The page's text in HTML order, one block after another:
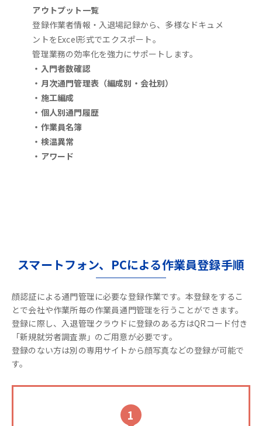
アウトプット一覧
登録作業者情報・入退場記録から、多様なドキュメ
ントをExcel形式でエクスポート。
管理業務の効率化を強力にサポートします。
・入門者数確認
・月次通門管理表（編成別・会社別）
・施工編成
・個人別通門履歴
・作業員名簿
・検温異常
・アワード
スマートフォン、PCによる作業員登録手順
顔認証による通門管理に必要な登録作業です。本登録をするこ
とで会社や作業所毎の作業員通門管理を行うことができます。
登録に際し、入退管理クラウドに登録のある方はQRコード付き
「新規就労者調査票」のご用意が必要です。
登録のない方は別の専用サイトから顔写真などの登録が可能で
す。
1